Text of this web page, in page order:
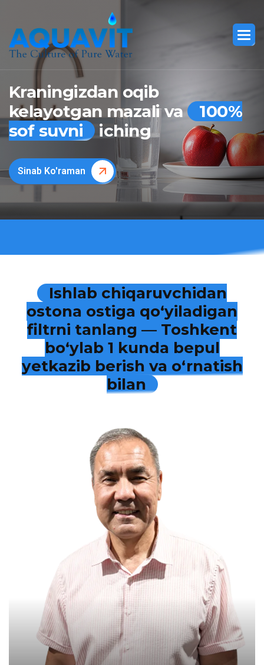
Kraningizdan oqib
kelayotgan mazali va
100%
sof suvni
iching
Sinab Ko'raman
Ishlab chiqaruvchidan
ostona ostiga qo‘yiladigan
filtrni tanlang — Toshkent
bo‘ylab 1 kunda bepul
yetkazib berish va o‘rnatish
bilan